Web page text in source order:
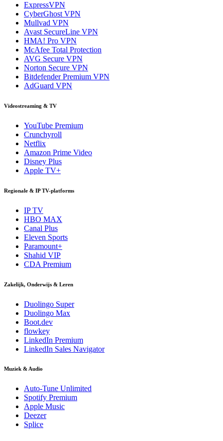
ExpressVPN
CyberGhost VPN
Mullvad VPN
Avast SecureLine VPN
HMA! Pro VPN
McAfee Total Protection
AVG Secure VPN
Norton Secure VPN
Bitdefender Premium VPN
AdGuard VPN
Videostreaming & TV
YouTube Premium
Crunchyroll
Netflix
Amazon Prime Video
Disney Plus
Apple TV+
Regionale & IP TV-platforms
IP TV
HBO MAX
Canal Plus
Eleven Sports
Paramount+
Shahid VIP
CDA Premium
Zakelijk, Onderwijs & Leren
Duolingo Super
Duolingo Max
Boot.dev
flowkey
LinkedIn Premium
LinkedIn Sales Navigator
Muziek & Audio
Auto-Tune Unlimited
Spotify Premium
Apple Music
Deezer
Splice